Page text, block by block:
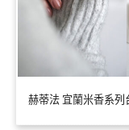
赫蒂法 宜蘭米香系